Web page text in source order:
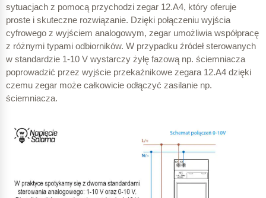
sytuacjach z pomocą przychodzi zegar 12.A4, który oferuje
proste i skuteczne rozwiązanie. Dzięki połączeniu wyjścia
cyfrowego z wyjściem analogowym, zegar umożliwia współpracę
z różnymi typami odbiorników. W przypadku źródeł sterowanych
w standardzie 1-10 V wystarczy żyłę fazową np. ściemniacza
poprowadzić przez wyjście przekaźnikowe zegara 12.A4 dzięki
czemu zegar może całkowicie odłączyć zasilanie np.
ściemniacza.